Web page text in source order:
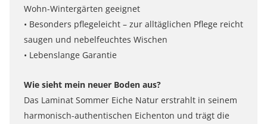
Wohn-Wintergärten geeignet
• Besonders pflegeleicht – zur alltäglichen Pflege reicht
saugen und nebelfeuchtes Wischen
• Lebenslange Garantie
Wie sieht mein neuer Boden aus?
Das Laminat Sommer Eiche Natur erstrahlt in seinem
harmonisch-authentischen Eichenton und trägt die